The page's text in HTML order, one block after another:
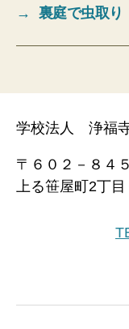
→
裏庭で虫取り
学校法人 浄福
〒６０２－８４
上る笹屋町2丁目